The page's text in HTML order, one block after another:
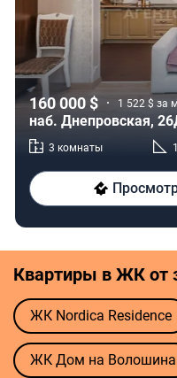
160 000 $ 1 522 $ за
наб. Днепровская,
3 комнаты
Квартиры в ЖК от
ЖК Nordica Residence
ЖК Дом на Волошина